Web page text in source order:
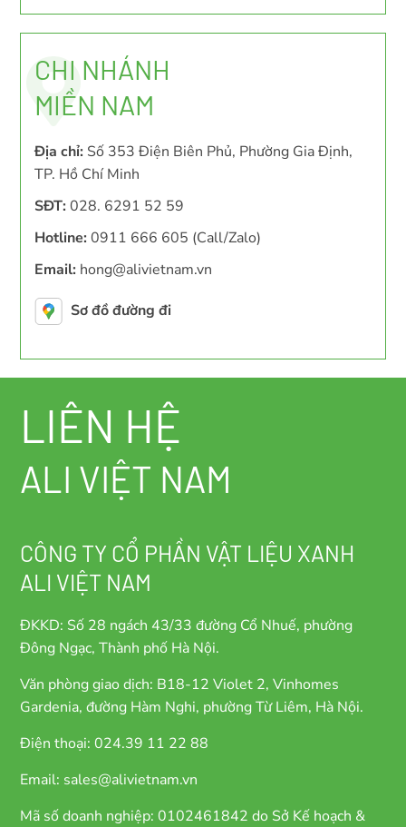
CHI NHÁNH
MIỀN NAM
Địa chỉ: Số 353 Điện Biên Phủ, Phường Gia Định,
TP. Hồ Chí Minh
SĐT: 028. 6291 52 59
Hotline: 0911 666 605 (Call/Zalo)
Email: hong@alivietnam.vn
Sơ đồ đường đi
LIÊN HỆ
ALI VIỆT NAM
CÔNG TY CỔ PHẦN VẬT LIỆU XANH
ALI VIỆT NAM
ĐKKD: Số 28 ngách 43/33 đường Cổ Nhuế, phường
Đông Ngạc, Thành phố Hà Nội.
Văn phòng giao dịch: B18-12 Violet 2, Vinhomes
Gardenia, đường Hàm Nghi, phường Từ Liêm, Hà Nội.
Điện thoại: 024.39 11 22 88
Email: sales@alivietnam.vn
Mã số doanh nghiệp: 0102461842 do Sở Kế hoạch &